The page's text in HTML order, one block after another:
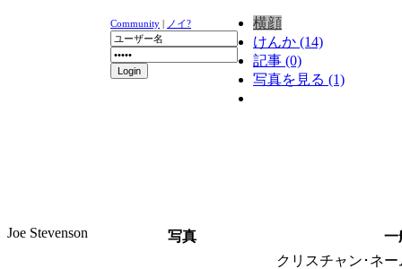
Community | ノイ?
横顔
けんか (14)
記事 (0)
写真を見る (1)
Joe Stevenson 写真
一
クリスチャン･ネー